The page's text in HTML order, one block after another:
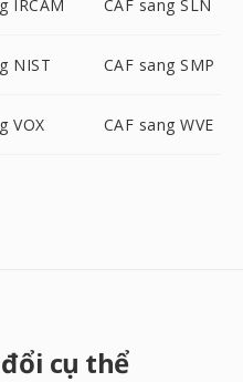
IRCAM CAF sang SLN
NIST CAF sang SMP
VOX CAF sang WVE
cụ thể